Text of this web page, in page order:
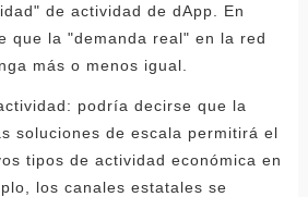
de actividad de dApp. En
que la "demanda real" en la red
más o menos igual.
podría decirse que la
soluciones de escala permitirá el
tipos de actividad económica en
los canales estatales se